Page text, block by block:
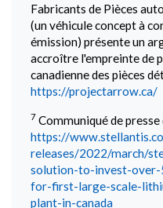
Fabricants de Pièces
(un véhicule concept à
émission) présente un
accroître l'empreinte de
canadienne des pièces
https://projectarrow.ca/
7 Communiqué de
https://
releases/2022/march/
solution-to-invest-
for-first-large-scale-
plant-in-canada